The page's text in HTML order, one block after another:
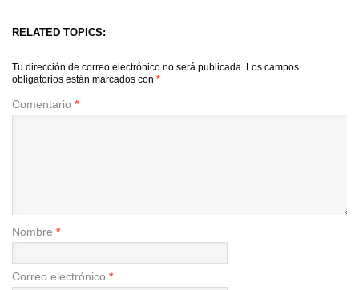
RELATED TOPICS:
Tu dirección de correo electrónico no será publicada. Los campos
obligatorios están marcados con *
Comentario *
Nombre *
Correo electrónico *